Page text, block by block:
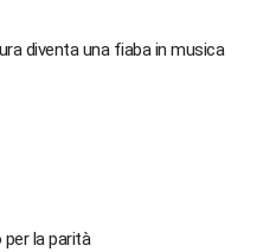
diventa una fiaba in musica
per la parità